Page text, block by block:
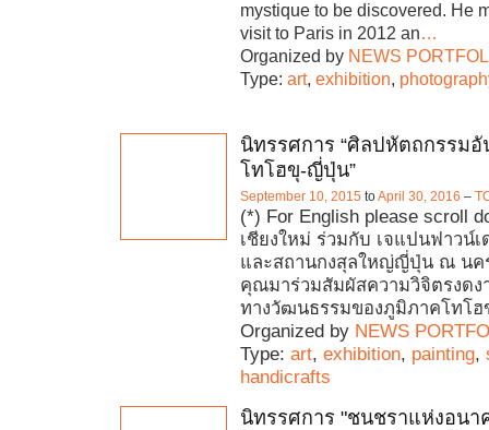
mystique to be discovered. He
visit to Paris in 2012 an
Organized by NEWS
Type: art, exhibition
นิทรรศการ “ศิลปหัตถกรรมอั
โทโฮขุ-ญี่ปุ่น”
September 10, 2015 toApril 30, 2016 –
(*) For English please scroll
เชียงใหม่ ร่วมกับ เจแปนฟาวน์เ
และสถานกงสุลใหญ่ญี่ปุ่น ณ นค
คุณมาร่วมสัมผัสความวิจิตรงดง
ทางวัฒนธรรมของภูมิภาคโทโ
Organized by NEWS
Type: art, exhibition, painting,
handicrafts
นิทรรศการ "ชนชราแห่งอนา